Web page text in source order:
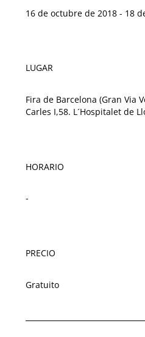
16 de octubre de 2018 - 18
LUGAR
Fira de Barcelona (Gran Via
Carles I,58. L´Hospitalet de
HORARIO
-
PRECIO
Gratuito